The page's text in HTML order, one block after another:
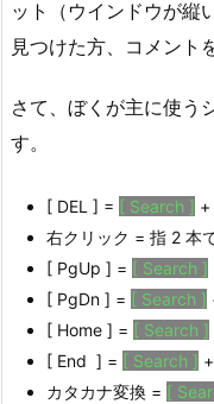
ット（ウインドウが
見つけた方、コメント
さて、ぼくが主に使う
す。
[ DEL ] = [ Search ]
右クリック = 指 2 本
[ PgUp ] = [ Search ]
[ PgDn ] = [ Search ]
[ Home ] = [ Search ]
[ End ] = [ Search ]
カタカナ変換 = [